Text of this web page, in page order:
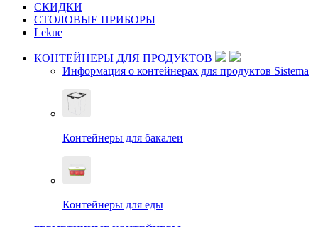
СКИДКИ
СТОЛОВЫЕ ПРИБОРЫ
Lekue
КОНТЕЙНЕРЫ ДЛЯ ПРОДУКТОВ
Информация о контейнерах для продуктов Sistema
Контейнеры для бакалеи
Контейнеры для еды